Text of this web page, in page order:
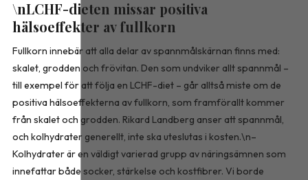
\nLCHF-dieten missar positiva
hälsoeffekter av fullkorn
Fullkorn innebär att alla delar av spannmålskärnan finns med:
skalet, grodden och frövitan. Den som undviker allt spannmål –
till exempel för att följa en LCHF-diet – går alltså miste om de
positiva hälsoeffekterna av fullkorn, som framförallt kommer
från skalet och grodden. Rikard Landberg anser att spannmål,
och kolhydrater generellt, inte ska uteslutas i kosten.\n–
Kolhydrater är en väldigt varierad grupp av näringsämnen som
innefattar både socker, stärkelse och kostfibrer. Vi borde